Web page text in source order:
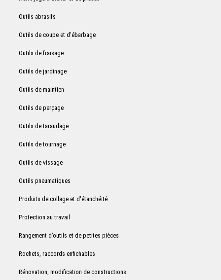
Outils abrasifs
Outils de coupe et d'ébarbage
Outils de fraisage
Outils de jardinage
Outils de maintien
Outils de perçage
Outils de taraudage
Outils de tournage
Outils de vissage
Outils pneumatiques
Produits de collage et d'étanchéité
Protection au travail
Rangement d’outils et de petites pièces
Rochets, raccords enfichables
Rénovation, modification de constructions